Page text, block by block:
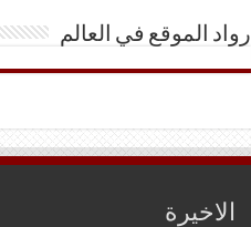
رواد الموقع في العالم
الاخيرة